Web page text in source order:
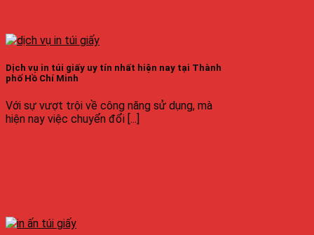
Dịch vụ in túi giấy uy tín nhất hiện nay tại Thành
phố Hồ Chí Minh
Với sự vượt trội về công năng sử dụng, mà
hiện nay việc chuyển đổi [...]